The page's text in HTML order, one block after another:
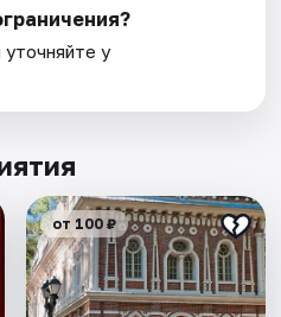
уточняйте у
от 100 ₽